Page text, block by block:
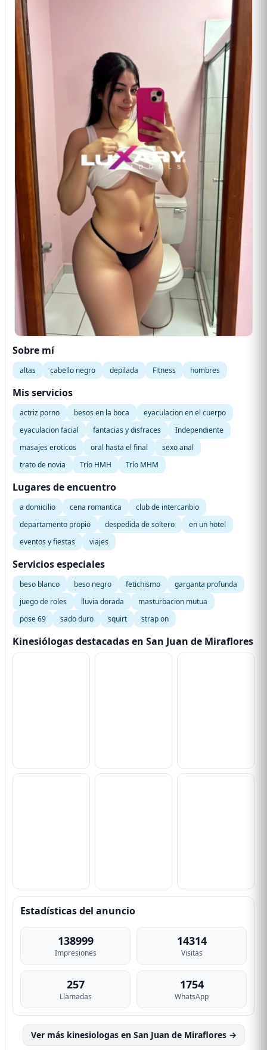
Sobre mí
altas cabello negro depilada Fitness hombres
Mis servicios
actriz porno besos en la boca
eyaculacion en el cuerpo
eyaculacion facial
fantacias y disfraces
Independiente
masajes eroticos
oral hasta el final
sexo anal
trato de novia
Trío HMH Trío MHM
Lugares de encuentro
a domicilio cena romantica
club de intercanbio
departamento propio
despedida de soltero
en un hotel
eventos y fiestas
viajes
Servicios especiales
beso blanco beso negro fetichismo
garganta profunda
juego de roles
lluvia dorada
masturbacion mutua
pose 69
sado duro squirt strap on
Kinesiólogas destacadas en San Juan de Miraflores
Estadísticas del anuncio
138999
Impresiones
14314
Visitas
257
Llamadas
1754
WhatsApp
Ver más kinesiologas en San Juan de Miraflores →